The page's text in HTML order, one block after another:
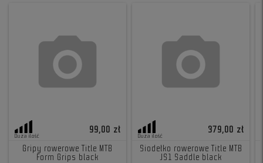
Duża ilość
99,00 zł
Gripy rowerowe Title MTB
Form Grips black
Duża ilość
379,00 zł
Siodełko rowerowe Title MTB
JS1 Saddle black